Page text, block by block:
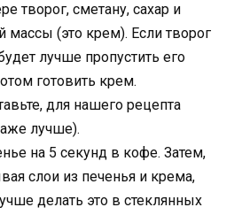
творог, сметану, сахар и
массы (это крем). Если творог
лучше пропустить его
готовить крем.
для нашего рецепта
лучше).
на 5 секунд в кофе. Затем,
слои из печенья и крема,
делать это в стеклянных